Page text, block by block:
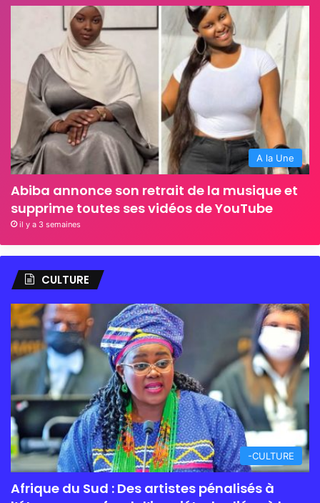
A la Une
Abiba annonce son retrait de la musique et
supprime toutes ses vidéos de YouTube
il y a 3 semaines
CULTURE
-CULTURE
Afrique du Sud : Des artistes pénalisés à